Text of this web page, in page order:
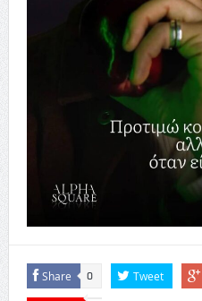
Share 0 Tweet